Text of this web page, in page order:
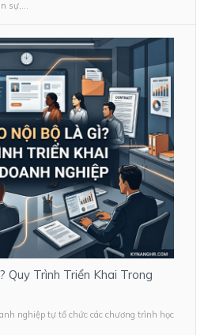
sự,...
Trình Triển Khai Trong
nghiệp tự tổ chức các chương trình học